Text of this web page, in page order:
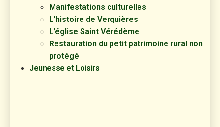
Manifestations culturelles
L’histoire de Verquières
L’église Saint Vérédème
Restauration du petit patrimoine rural non
protégé
Jeunesse et Loisirs